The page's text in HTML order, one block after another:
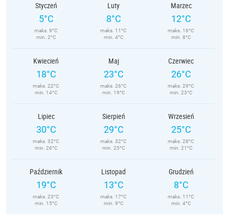
Styczeń
5°C
maks. 9°C
min. 2°C
Luty
8°C
maks. 11°C
min. 4°C
Marzec
12°C
maks. 16°C
min. 8°C
Kwiecień
18°C
maks. 22°C
min. 14°C
Maj
23°C
maks. 26°C
min. 19°C
Czerwiec
26°C
maks. 29°C
min. 23°C
Lipiec
30°C
maks. 32°C
min. 26°C
Sierpień
29°C
maks. 32°C
min. 25°C
Wrzesień
25°C
maks. 28°C
min. 21°C
Październik
19°C
maks. 23°C
min. 15°C
Listopad
13°C
maks. 17°C
min. 9°C
Grudzień
8°C
maks. 11°C
min. 4°C